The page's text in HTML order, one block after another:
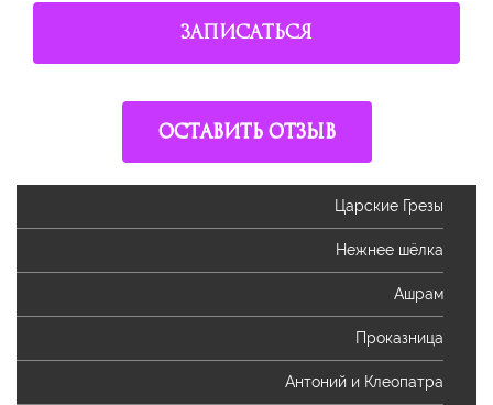
ЗАПИСАТЬСЯ
ОСТАВИТЬ ОТЗЫВ
Царские Грезы
Нежнее шёлка
Ашрам
Проказница
Антоний и Клеопатра